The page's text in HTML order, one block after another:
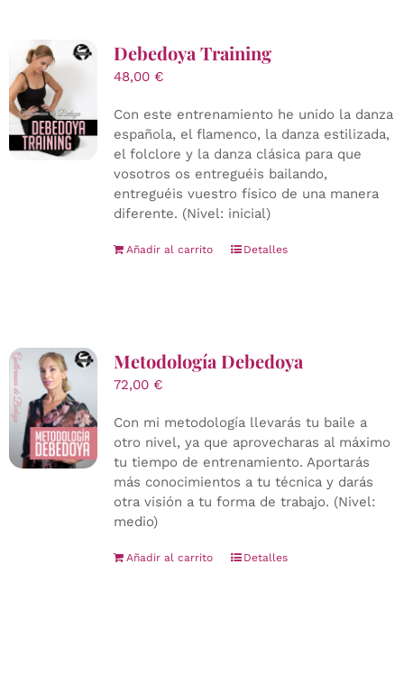
Debedoya Training
48,00 €
Con este entrenamiento he unido la danza
española, el flamenco, la danza estilizada,
el folclore y la danza clásica para que
vosotros os entreguéis bailando,
entreguéis vuestro físico de una manera
diferente. (Nivel: inicial)
Añadir al carrito Detalles
Metodología Debedoya
72,00 €
Con mi metodología llevarás tu baile a
otro nivel, ya que aprovecharas al máximo
tu tiempo de entrenamiento. Aportarás
más conocimientos a tu técnica y darás
otra visión a tu forma de trabajo. (Nivel:
medio)
Añadir al carrito Detalles